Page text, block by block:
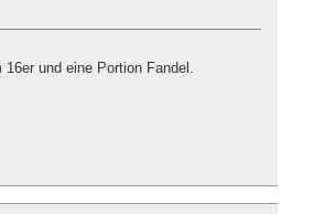
und eine Portion Fandel.